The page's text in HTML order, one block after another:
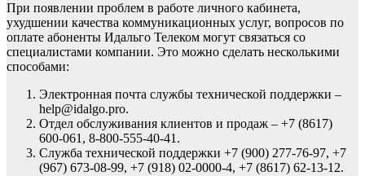
При появлении проблем в работе личного кабинета,
ухудшении качества коммуникационных услуг, вопросов по
оплате абоненты Идальго Телеком могут связаться со
специалистами компании. Это можно сделать несколькими
способами:
Электронная почта службы технической поддержки –
help@idalgo.pro.
Отдел обслуживания клиентов и продаж – +7 (8617)
600-061, 8-800-555-40-41.
Служба технической поддержки +7 (900) 277-76-97, +7
(967) 673-08-99, +7 (918) 02-0000-4, +7 (8617) 62-13-12.